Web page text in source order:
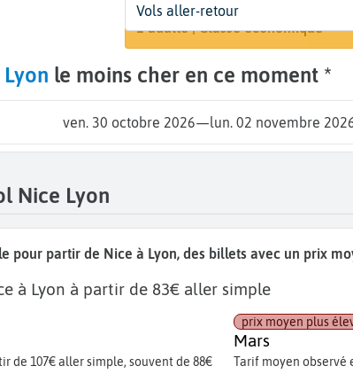
Départ
Nice (NCE)
Dates
30 oct. - 2 nov.
Voyageurs | Classe
1 adulte | Classe économique
Vols aller-retour
le moins cher en ce moment *
ven. 30 octobre 2026— lun. 02 novembre
Nice Lyon
pour partir de Nice à Lyon, des billets avec un prix
à Lyon à partir de 83€ aller simple
de 107€ aller simple, souvent de 88€
Mars
prix moyen plus
Tarif moyen observé